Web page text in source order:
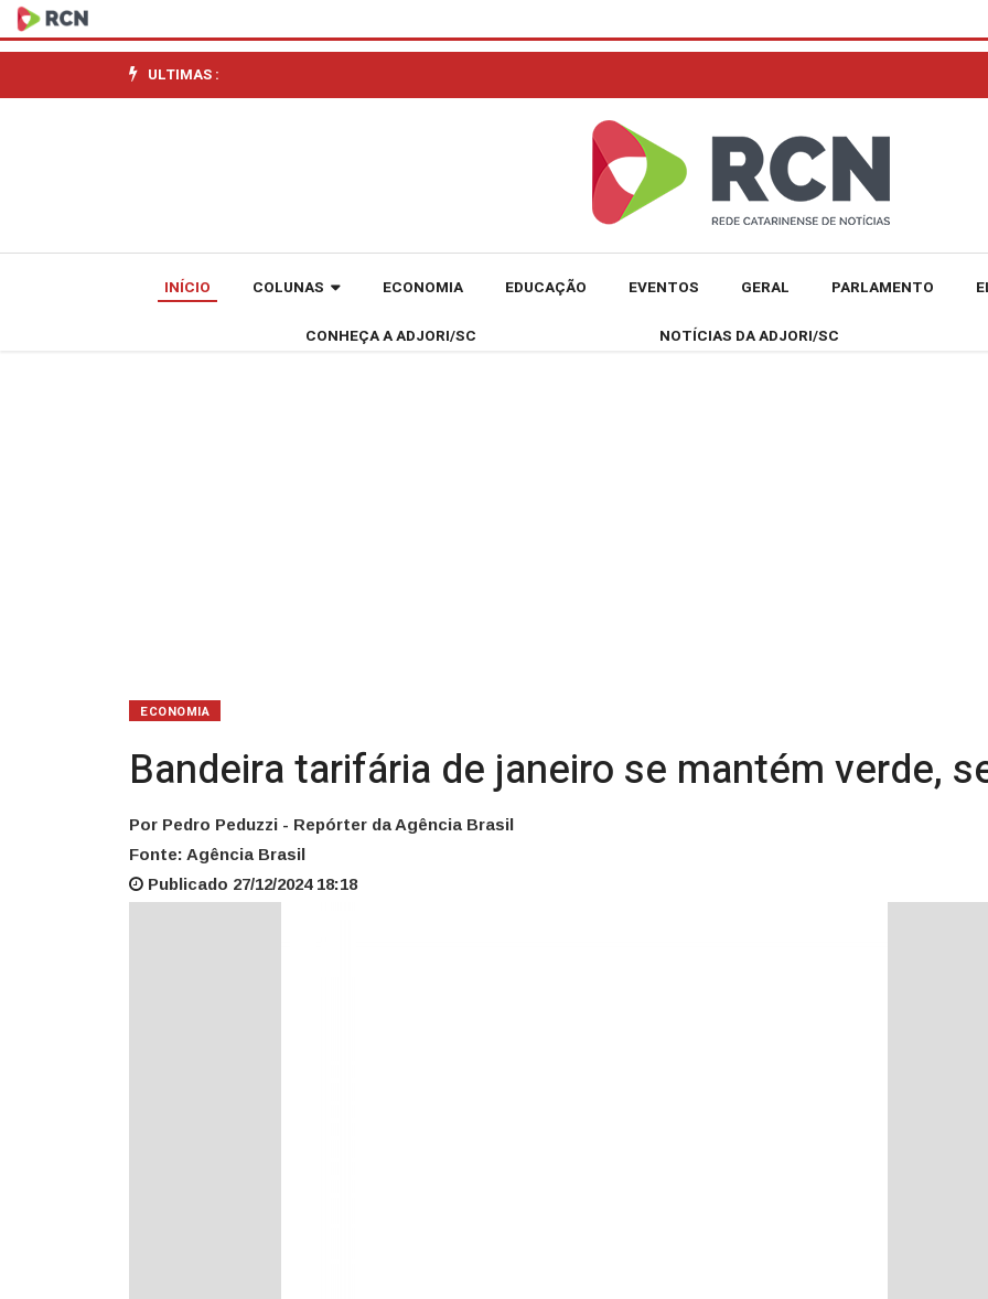
Bandeira
tarifária
de
mantém
ULTIMAS :
INÍCIO COLUNAS ECONOMIA EDUCAÇÃO EVENTOS GERAL PARLAMENTO
CONHEÇA A ADJORI/SC NOTÍCIAS DA ADJORI/SC
ECONOMIA
Bandeira tarifária de janeiro se mantém verde,
Por Pedro Peduzzi - Repórter da Agência Brasil
Fonte: Agência Brasil
Publicado 27/12/2024 18:18